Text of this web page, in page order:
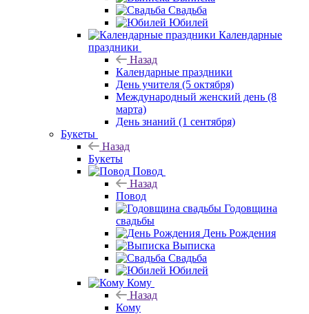
Свадьба
Юбилей
Календарные
праздники
Назад
Календарные праздники
День учителя (5 октября)
Международный женский день (8
марта)
День знаний (1 сентября)
Букеты
Назад
Букеты
Повод
Назад
Повод
Годовщина
свадьбы
День Рождения
Выписка
Свадьба
Юбилей
Кому
Назад
Кому